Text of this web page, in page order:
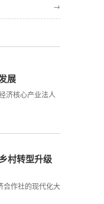
→
展
济核心产业法人
村转型升级
合作社的现代化大